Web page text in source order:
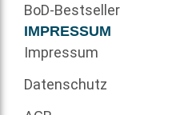
BoD-Bestseller
IMPRESSUM
Impressum
Datenschutz